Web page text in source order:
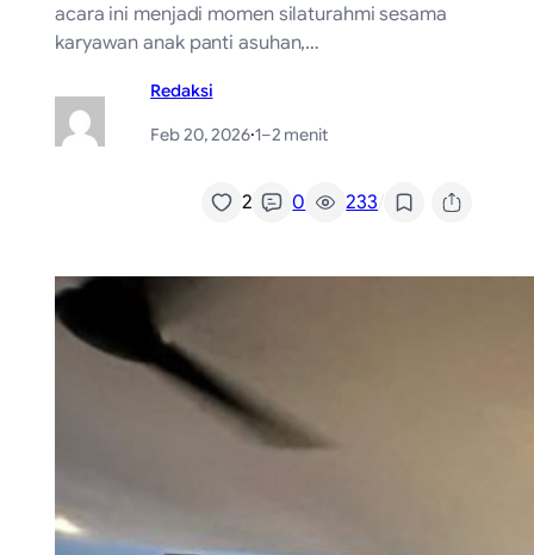
acara ini menjadi momen silaturahmi sesama
karyawan anak panti asuhan,…
Redaksi
Feb 20, 2026·1–2 menit
2 0 233/